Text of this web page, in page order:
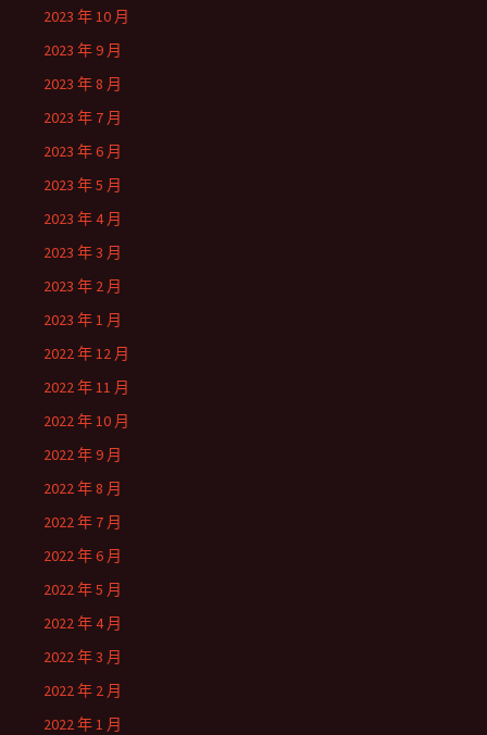
2023 年 10 月
2023 年 9 月
2023 年 8 月
2023 年 7 月
2023 年 6 月
2023 年 5 月
2023 年 4 月
2023 年 3 月
2023 年 2 月
2023 年 1 月
2022 年 12 月
2022 年 11 月
2022 年 10 月
2022 年 9 月
2022 年 8 月
2022 年 7 月
2022 年 6 月
2022 年 5 月
2022 年 4 月
2022 年 3 月
2022 年 2 月
2022 年 1 月